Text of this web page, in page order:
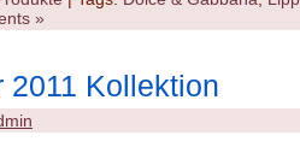
»
2011 Kollektion